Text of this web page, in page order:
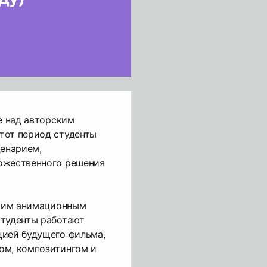
над авторским
период студенты
решения
анимационным
работают
будущего фильма,
композитингом и